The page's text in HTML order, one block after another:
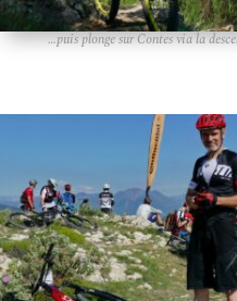
…puis plonge sur Contes via la